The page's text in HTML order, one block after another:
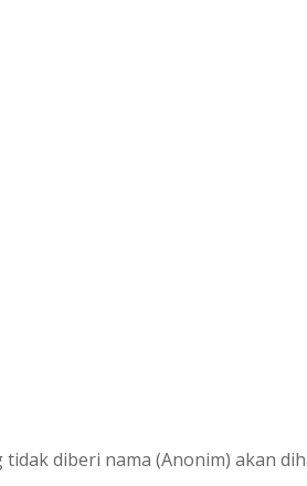
diberi nama (Anonim) akan